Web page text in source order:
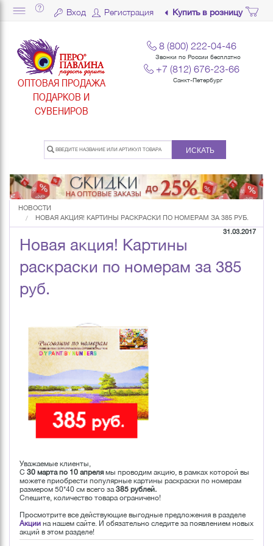
Вход Регистрация Купить в розницу
ОПТОВАЯ ПРОДАЖА
ПОДАРКОВ И
СУВЕНИРОВ
8 (800) 222-04-46
Звонки по России бесплатно
+7 (812) 676-23-66
Санкт-Петербург
ИСКАТЬ
НОВОСТИ
НОВАЯ АКЦИЯ! КАРТИНЫ РАСКРАСКИ ПО НОМЕРАМ ЗА 385 РУБ.
Новая акция! Картины
раскраски по номерам за 385
руб.
31.03.2017
Уважаемые клиенты,
С 30 марта по 10 апрелямы проводим акцию, в рамках которой вы
можете приобрести популярные картины раскраски по номерам
размером 50*40 см всего за385 рублей.
Спешите, количество товара ограничено!
Просмотрите все действующие выгодные предложения в разделе
Акции на нашем сайте. И обязательно следите за появлением новых
акций в этом разделе!